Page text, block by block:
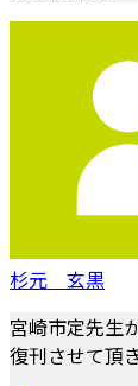
杉元 玄黒
宮崎市定先生
復刊させて頂